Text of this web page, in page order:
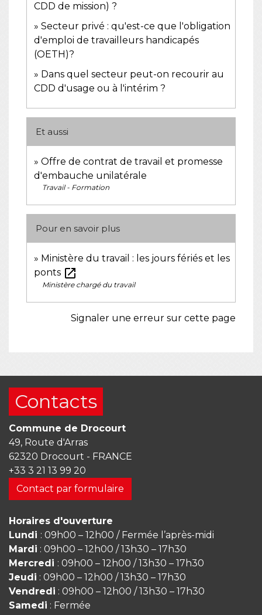
CDD de mission) ?
Secteur privé : qu'est-ce que l'obligation
d'emploi de travailleurs handicapés
(OETH)?
Dans quel secteur peut-on recourir au
CDD d'usage ou à l'intérim ?
Et aussi
Offre de contrat de travail et promesse
d'embauche unilatérale
Travail - Formation
Pour en savoir plus
Ministère du travail : les jours fériés et les
ponts open_in_new
Ministère chargé du travail
Signaler une erreur sur cette page
Contacts
Commune de Drocourt
49, Route d'Arras
62320 Drocourt - FRANCE
+33 3 21 13 99 20
Contact par formulaire
Horaires d'ouverture
Lundi : 09h00 – 12h00 / Fermée l’après-midi
Mardi : 09h00 – 12h00 / 13h30 – 17h30
Mercredi : 09h00 – 12h00 / 13h30 – 17h30
Jeudi : 09h00 – 12h00 / 13h30 – 17h30
Vendredi : 09h00 – 12h00 / 13h30 – 17h30
Samedi : Fermée